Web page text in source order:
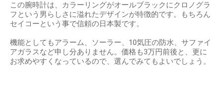
この腕時計は、カラーリングがオールブラックにクロノグラ
フという男らしさに溢れたデザインが特徴的です。もちろん
セイコーという事で信頼の日本製です。
機能としてもアラーム、ソーラー、10気圧の防水、サファイ
アガラスなど申し分ありません。価格も3万円前後と、更に
お求めやすくなっているので、選んでみてもよいでしょう。